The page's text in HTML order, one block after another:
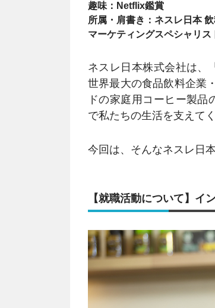
趣味：Netflix鑑賞
所属・肩書き：ネスレ日本
マーケティングスペシャリス
ネスレ日本株式会社は、
世界最大の食品飲料企業
ドの家庭用コーヒー製
で私たちの生活を支えて
今回は、そんなネスレ日
【就職活動について】イ